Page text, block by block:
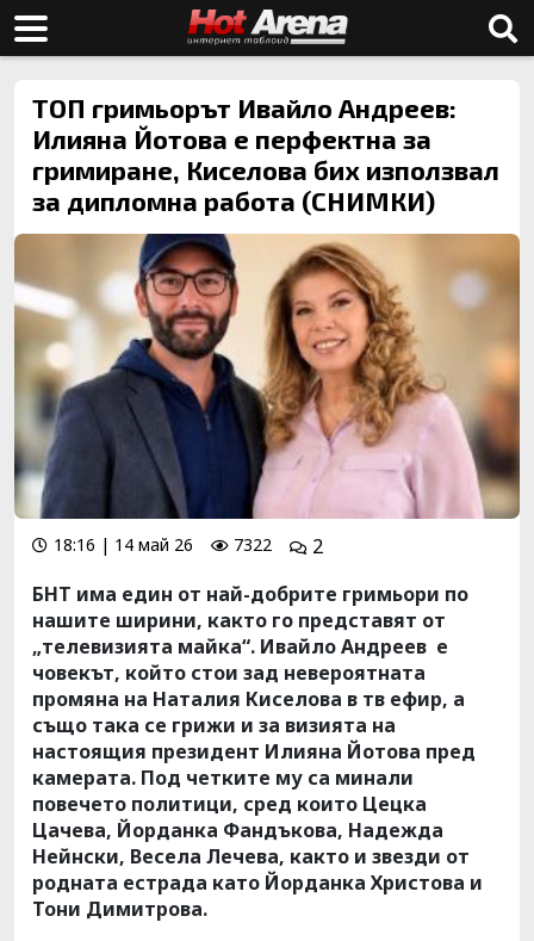
ТОП гримьорът Ивайло Андреев:
Илияна Йотова е перфектна за
гримиране, Киселова бих използвал
за дипломна работа (СНИМКИ)
18:16 | 14 май 26 7322
2
БНТ има един от най-добрите гримьори по
нашите ширини, както го представят от
„телевизията майка“. Ивайло Андреев е
човекът, който стои зад невероятната
промяна на Наталия Киселова в тв ефир, а
също така се грижи и за визията на
настоящия президент Илияна Йотова пред
камерата. Под четките му са минали
повечето политици, сред които Цецка
Цачева, Йорданка Фандъкова, Надежда
Нейнски, Весела Лечева, както и звезди от
родната естрада като Йорданка Христова и
Тони Димитрова.